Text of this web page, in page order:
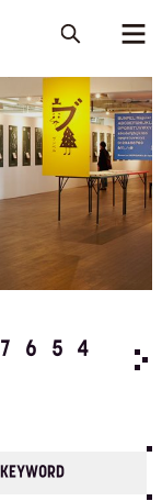
7 6 5
4
KEYWORD